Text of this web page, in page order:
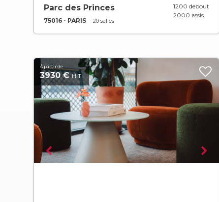
Parc des Princes
75016 - PARIS 20 salles
1200 debout
2000 assis
À partir de
3930 €H.T